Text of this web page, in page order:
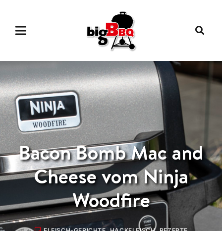
Bacon Bomb Mac and
Cheese vom Ninja
Woodfire